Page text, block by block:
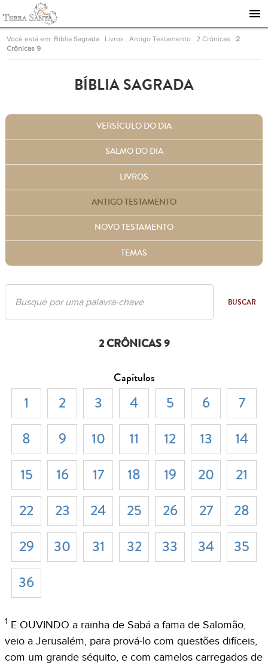
Ir para a página inicial
Você está em: Bíblia Sagrada Livros .Antigo Testamento 2 Crônicas
2
Crônicas 9
BÍBLIA SAGRADA
VERSÍCULO DO DIA
SALMO DO DIA
LIVROS
ANTIGO TESTAMENTO
NOVO TESTAMENTO
TEMAS
BUSCAR
2 CRÔNICAS 9
1 E OUVINDO a rainha de Sabá a fama de Salomão,
veio a Jerusalém, para prová-lo com questões difíceis,
com um grande séquito, e com camelos carregados de
Capítulos
1 2 3 4 5 6
7
8
9 10 11 12 13
14
15
16 17 18 19 20
21
22
23 24 25 26 27
28
29
30 31 32 33 34
35
36